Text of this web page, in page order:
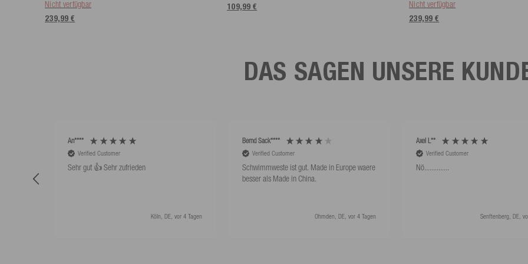
Nicht verfügbar
239,99 €
109,99 €
Nicht verfügbar
239,99 €
DAS SAGEN UNSERE
An****
Verified Customer
Sehr gut 👍 Sehr zufrieden
Köln, DE, vor 4 Tagen
Bernd Sack****
Verified Customer
Schwimmweste ist gut. Made in Europe waere
besser als Made in China.
Ohmden, DE, vor 4 Tagen
Axel L**
Verified Customer
Nö..............
Senftenberg, DE,